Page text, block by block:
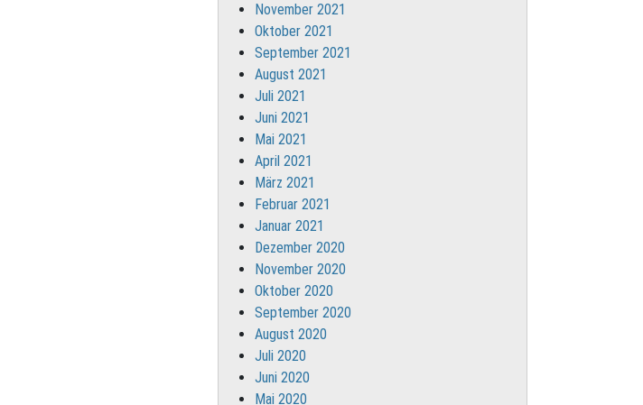
November 2021
Oktober 2021
September 2021
August 2021
Juli 2021
Juni 2021
Mai 2021
April 2021
März 2021
Februar 2021
Januar 2021
Dezember 2020
November 2020
Oktober 2020
September 2020
August 2020
Juli 2020
Juni 2020
Mai 2020